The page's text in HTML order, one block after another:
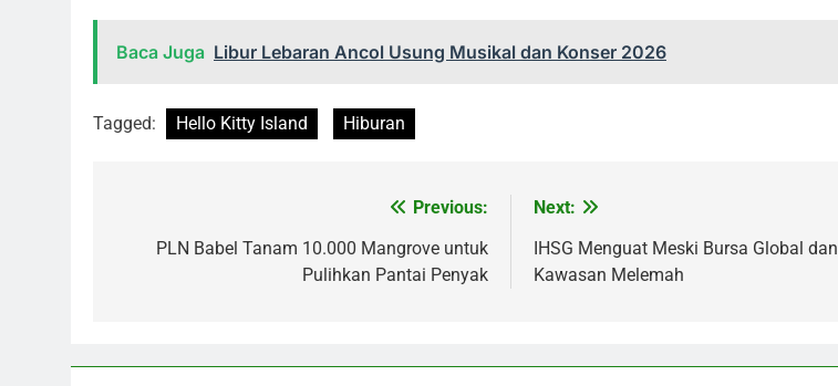
Baca Juga Libur Lebaran Ancol Usung Musikal dan Konser 2026
Tagged: Hello Kitty Island Hiburan
pos
Previous:
PLN Babel Tanam 10.000 Mangrove untuk
Pulihkan Pantai Penyak
Next:
IHSG Menguat Meski Bursa Global dan
Kawasan Melemah